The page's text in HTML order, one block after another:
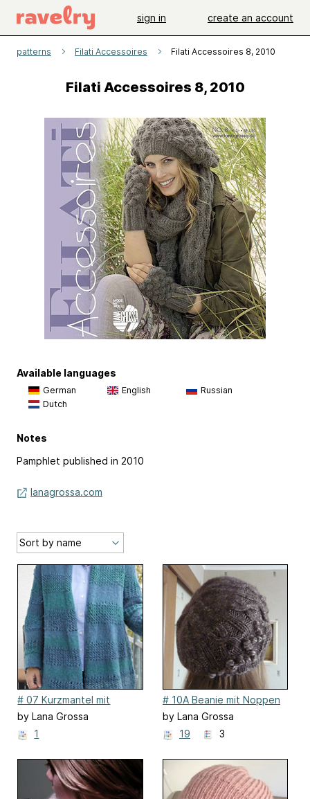
sign in create an account
patterns Filati Accessoires Filati Accessoires 8, 2010
Filati Accessoires 8, 2010
Available languages
German English
Russian
Dutch
Notes
Pamphlet published in 2010
lanagrossa.com
# 07 Kurzmantel mit
Netzmusterstreifen
by Lana Grossa
1
# 10A Beanie mit Noppen
und Rippen
by Lana Grossa
19
3